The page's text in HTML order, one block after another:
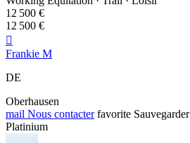
12 500 €
12 500 €

Frankie M
DE
Oberhausen
mail Nous contacter favorite Sauvegarder
Platinium